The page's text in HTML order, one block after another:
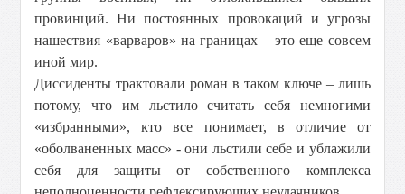
провинций. Ни постоянных провокаций и угрозы
нашествия «варваров» на границах – это еще совсем
иной мир.
Диссиденты трактовали роман в таком ключе – лишь
потому, что им льстило считать себя немногими
«избранными», кто все понимает, в отличие от
«оболваненных масс» - они льстили себе и ублажили
себя для защиты от собственного комплекса